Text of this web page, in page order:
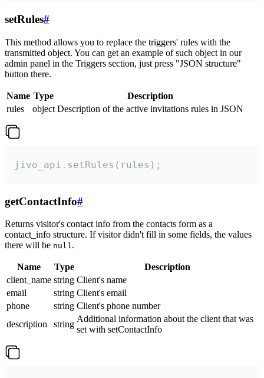
setRules#
This method allows you to replace the triggers' rules with the
transmitted object. You can get an example of such object in our
admin panel in the Triggers section, just press "JSON structure"
button there.
Name Type
Description
rules
object Description of the active invitations rules in JSON
jivo_api.setRules(rules);
getContactInfo#
Returns visitor's contact info from the contacts form as a
contact_info structure. If visitor didn't fill in some fields, the values
there will be null.
Name Type
Description
client_name string Client's name
email
string Client's email
phone
string Client's phone number
description
string
Additional information about the client that was
set with setContactInfo